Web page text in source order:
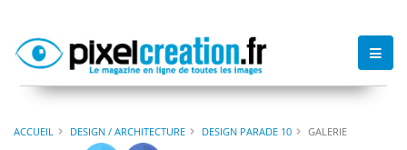
ACCUEIL DESIGN / ARCHITECTURE DESIGN PARADE 10 GALERIE